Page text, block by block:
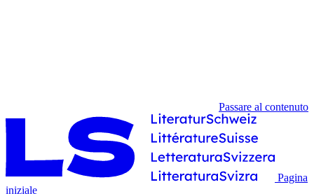
Passare al contenuto
Pagina
iniziale